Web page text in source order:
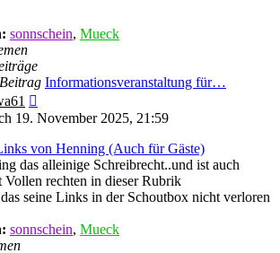
sonnschein, Mueck
Informationsveranstaltung für…
Beitrag
19. November 2025, 21:59
von Henning (Auch für Gäste)
das alleinige Schreibrecht..und ist auch
Vollen rechten in dieser Rubrik
seine Links in der Schoutbox nicht verloren
sonnschein, Mueck